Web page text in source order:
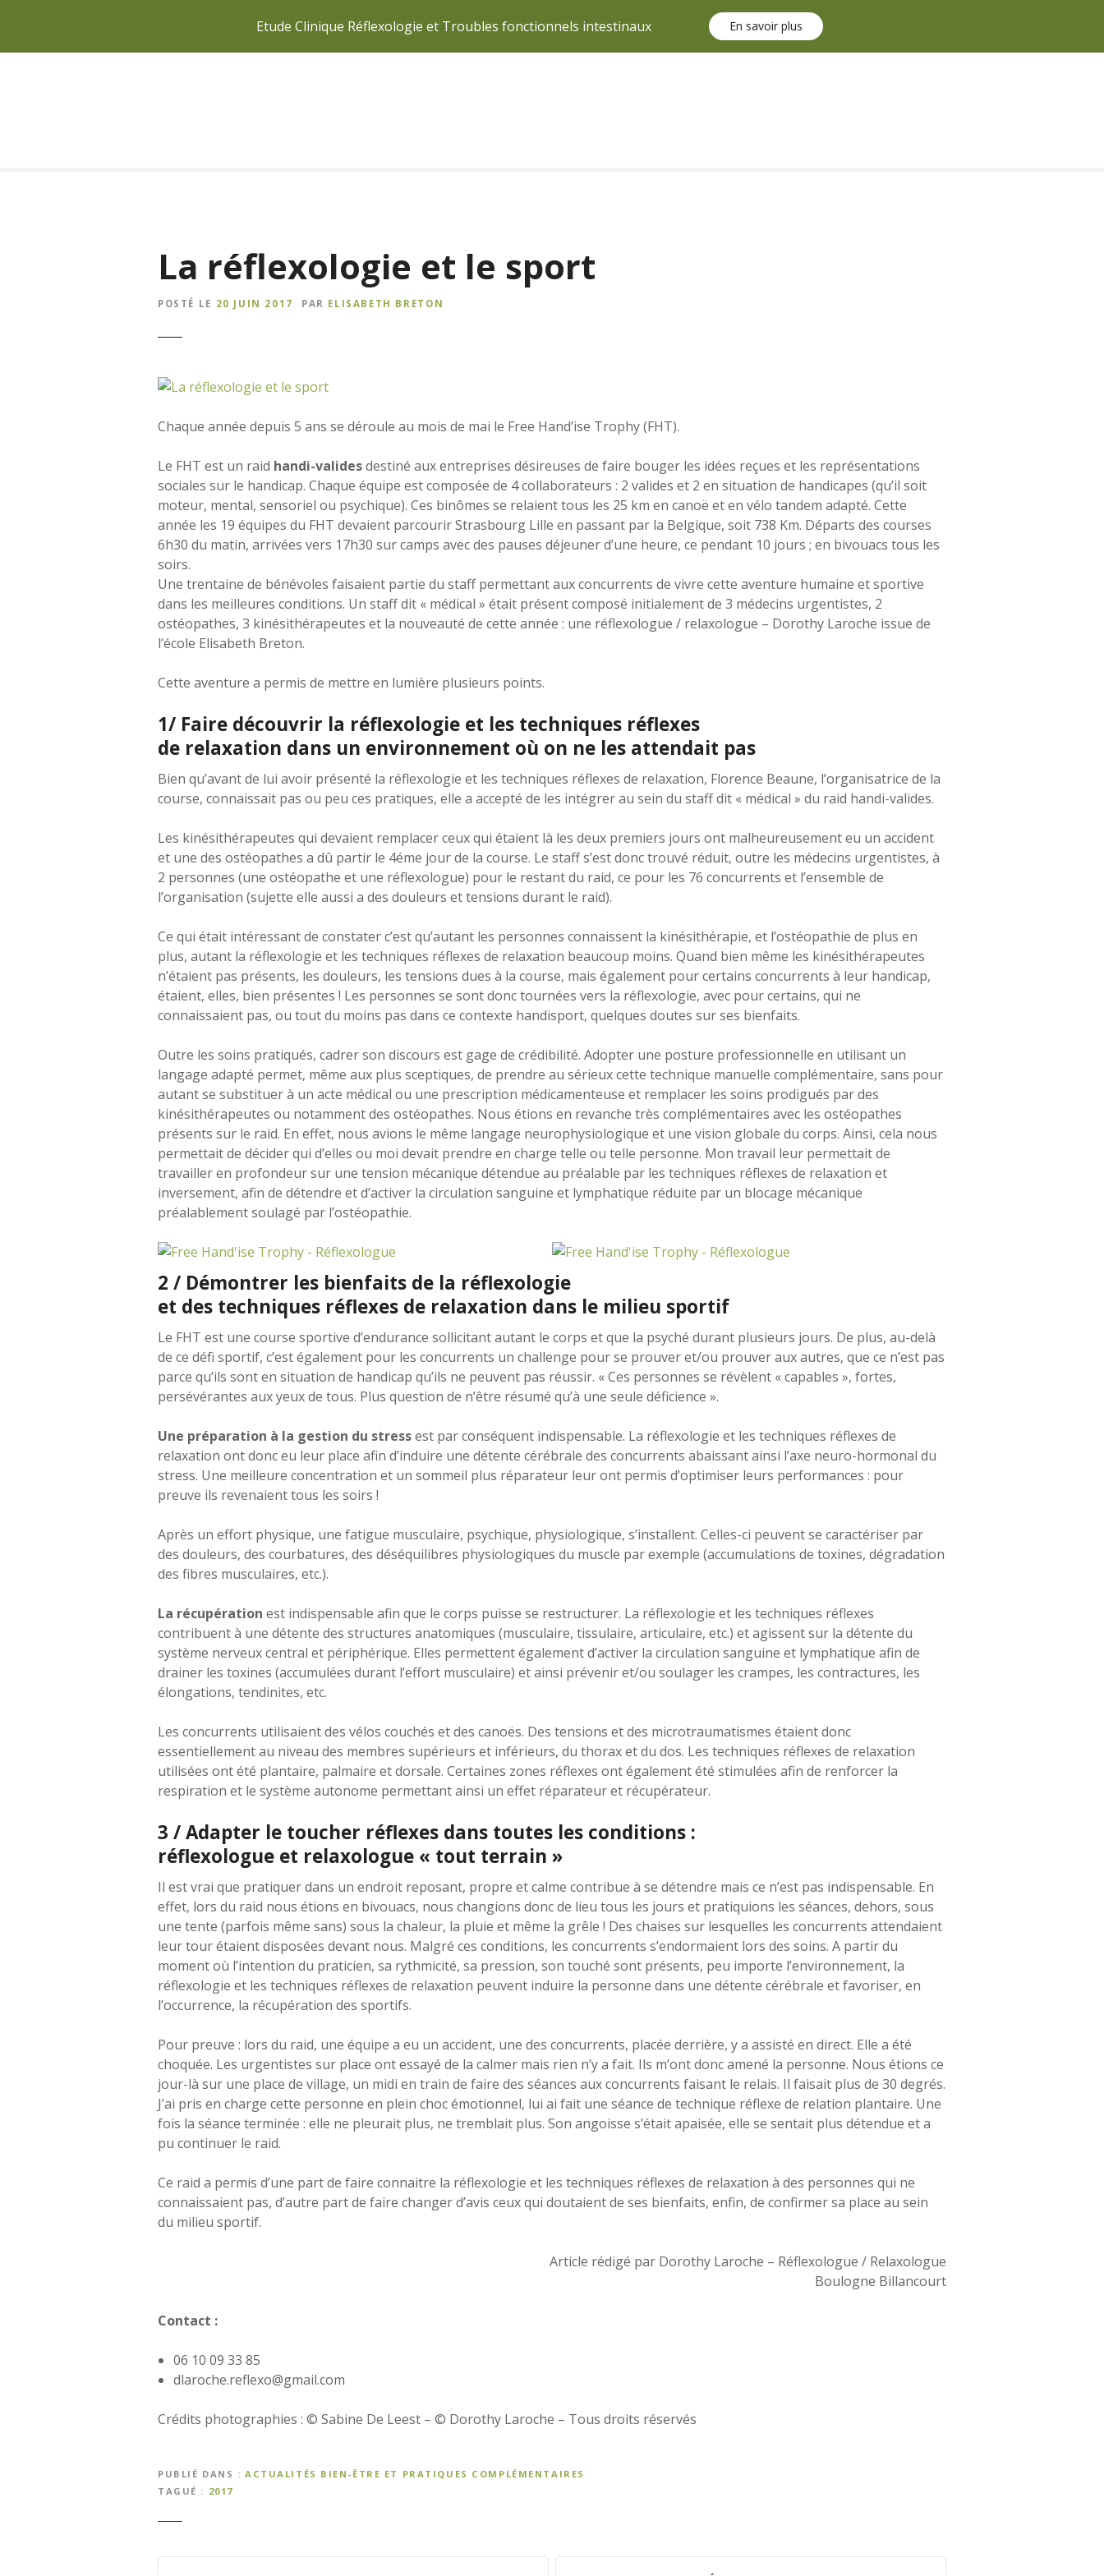
Etude Clinique Réflexologie et Troubles fonctionnels intestinaux En savoir plus
La réflexologie et le sport
POSTÉ LE 20 JUIN 2017 PAR ELISABETH BRETON
Chaque année depuis 5 ans se déroule au mois de mai le Free Hand’ise Trophy (FHT).
Le FHT est un raid handi-validesdestiné aux entreprises désireuses de faire bouger les idées reçues et les représentations
sociales sur le handicap. Chaque équipe est composée de 4 collaborateurs : 2 valides et 2 en situation de handicapes (qu’il soit
moteur, mental, sensoriel ou psychique). Ces binômes se relaient tous les 25 km en canoë et en vélo tandem adapté. Cette
année les 19 équipes du FHT devaient parcourir Strasbourg Lille en passant par la Belgique, soit 738 Km. Départs des courses
6h30 du matin, arrivées vers 17h30 sur camps avec des pauses déjeuner d’une heure, ce pendant 10 jours ; en bivouacs tous les
soirs.
Une trentaine de bénévoles faisaient partie du staff permettant aux concurrents de vivre cette aventure humaine et sportive
dans les meilleures conditions. Un staff dit « médical » était présent composé initialement de 3 médecins urgentistes, 2
ostéopathes, 3 kinésithérapeutes et la nouveauté de cette année : une réflexologue / relaxologue – Dorothy Laroche issue de
l’école Elisabeth Breton.
Cette aventure a permis de mettre en lumière plusieurs points.
1/ Faire découvrir la réflexologie et les techniques réflexes
de relaxation dans un environnement où on ne les attendait pas
Bien qu’avant de lui avoir présenté la réflexologie et les techniques réflexes de relaxation, Florence Beaune, l’organisatrice de la
course, connaissait pas ou peu ces pratiques, elle a accepté de les intégrer au sein du staff dit « médical » du raid handi-valides.
Les kinésithérapeutes qui devaient remplacer ceux qui étaient là les deux premiers jours ont malheureusement eu un accident
et une des ostéopathes a dû partir le 4éme jour de la course. Le staff s’est donc trouvé réduit, outre les médecins urgentistes, à
2 personnes (une ostéopathe et une réflexologue) pour le restant du raid, ce pour les 76 concurrents et l’ensemble de
l’organisation (sujette elle aussi a des douleurs et tensions durant le raid).
Ce qui était intéressant de constater c’est qu’autant les personnes connaissent la kinésithérapie, et l’ostéopathie de plus en
plus, autant la réflexologie et les techniques réflexes de relaxation beaucoup moins. Quand bien même les kinésithérapeutes
n’étaient pas présents, les douleurs, les tensions dues à la course, mais également pour certains concurrents à leur handicap,
étaient, elles, bien présentes ! Les personnes se sont donc tournées vers la réflexologie, avec pour certains, qui ne
connaissaient pas, ou tout du moins pas dans ce contexte handisport, quelques doutes sur ses bienfaits.
Outre les soins pratiqués, cadrer son discours est gage de crédibilité. Adopter une posture professionnelle en utilisant un
langage adapté permet, même aux plus sceptiques, de prendre au sérieux cette technique manuelle complémentaire, sans pour
autant se substituer à un acte médical ou une prescription médicamenteuse et remplacer les soins prodigués par des
kinésithérapeutes ou notamment des ostéopathes. Nous étions en revanche très complémentaires avec les ostéopathes
présents sur le raid. En effet, nous avions le même langage neurophysiologique et une vision globale du corps. Ainsi, cela nous
permettait de décider qui d’elles ou moi devait prendre en charge telle ou telle personne. Mon travail leur permettait de
travailler en profondeur sur une tension mécanique détendue au préalable par les techniques réflexes de relaxation et
inversement, afin de détendre et d’activer la circulation sanguine et lymphatique réduite par un blocage mécanique
préalablement soulagé par l’ostéopathie.
2 / Démontrer les bienfaits de la réflexologie
et des techniques réflexes de relaxation dans le milieu sportif
Le FHT est une course sportive d’endurance sollicitant autant le corps et que la psyché durant plusieurs jours. De plus, au-delà
de ce défi sportif, c’est également pour les concurrents un challenge pour se prouver et/ou prouver aux autres, que ce n’est pas
parce qu’ils sont en situation de handicap qu’ils ne peuvent pas réussir. « Ces personnes se révèlent « capables », fortes,
persévérantes aux yeux de tous. Plus question de n’être résumé qu’à une seule déficience ».
Une préparation à la gestion du stressest par conséquent indispensable. La réflexologie et les techniques réflexes de
relaxation ont donc eu leur place afin d’induire une détente cérébrale des concurrents abaissant ainsi l’axe neuro-hormonal du
stress. Une meilleure concentration et un sommeil plus réparateur leur ont permis d’optimiser leurs performances : pour
preuve ils revenaient tous les soirs !
Après un effort physique, une fatigue musculaire, psychique, physiologique, s’installent. Celles-ci peuvent se caractériser par
des douleurs, des courbatures, des déséquilibres physiologiques du muscle par exemple (accumulations de toxines, dégradation
des fibres musculaires, etc.).
La récupération est indispensable afin que le corps puisse se restructurer. La réflexologie et les techniques réflexes
contribuent à une détente des structures anatomiques (musculaire, tissulaire, articulaire, etc.) et agissent sur la détente du
système nerveux central et périphérique. Elles permettent également d’activer la circulation sanguine et lymphatique afin de
drainer les toxines (accumulées durant l’effort musculaire) et ainsi prévenir et/ou soulager les crampes, les contractures, les
élongations, tendinites, etc.
Les concurrents utilisaient des vélos couchés et des canoës. Des tensions et des microtraumatismes étaient donc
essentiellement au niveau des membres supérieurs et inférieurs, du thorax et du dos. Les techniques réflexes de relaxation
utilisées ont été plantaire, palmaire et dorsale. Certaines zones réflexes ont également été stimulées afin de renforcer la
respiration et le système autonome permettant ainsi un effet réparateur et récupérateur.
3 / Adapter le toucher réflexes dans toutes les conditions :
réflexologue et relaxologue « tout terrain »
Il est vrai que pratiquer dans un endroit reposant, propre et calme contribue à se détendre mais ce n’est pas indispensable. En
effet, lors du raid nous étions en bivouacs, nous changions donc de lieu tous les jours et pratiquions les séances, dehors, sous
une tente (parfois même sans) sous la chaleur, la pluie et même la grêle ! Des chaises sur lesquelles les concurrents attendaient
leur tour étaient disposées devant nous. Malgré ces conditions, les concurrents s’endormaient lors des soins. A partir du
moment où l’intention du praticien, sa rythmicité, sa pression, son touché sont présents, peu importe l’environnement, la
réflexologie et les techniques réflexes de relaxation peuvent induire la personne dans une détente cérébrale et favoriser, en
l’occurrence, la récupération des sportifs.
Pour preuve : lors du raid, une équipe a eu un accident, une des concurrents, placée derrière, y a assisté en direct. Elle a été
choquée. Les urgentistes sur place ont essayé de la calmer mais rien n’y a fait. Ils m’ont donc amené la personne. Nous étions ce
jour-là sur une place de village, un midi en train de faire des séances aux concurrents faisant le relais. Il faisait plus de 30 degrés.
J’ai pris en charge cette personne en plein choc émotionnel, lui ai fait une séance de technique réflexe de relation plantaire. Une
fois la séance terminée : elle ne pleurait plus, ne tremblait plus. Son angoisse s’était apaisée, elle se sentait plus détendue et a
pu continuer le raid.
Ce raid a permis d’une part de faire connaitre la réflexologie et les techniques réflexes de relaxation à des personnes qui ne
connaissaient pas, d’autre part de faire changer d’avis ceux qui doutaient de ses bienfaits, enfin, de confirmer sa place au sein
du milieu sportif.
Article rédigé par Dorothy Laroche – Réflexologue / Relaxologue
Boulogne Billancourt
Contact :
06 10 09 33 85
dlaroche.reflexo@gmail.com
Crédits photographies : © Sabine De Leest – © Dorothy Laroche – Tous droits réservés
PUBLIÉ DANS
ACTUALITÉS BIEN-ÊTRE ET PRATIQUES COMPLÉMENTAIRES
TAGUÉ
2017